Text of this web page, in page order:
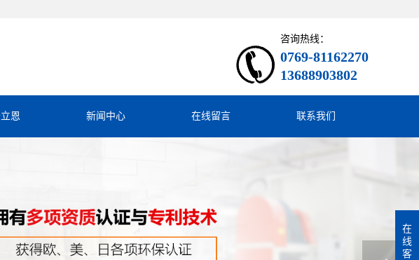
咨询热线：
0769-81162270
13688903802
恩 新闻中心 在线留言 联系我们
在
线
客